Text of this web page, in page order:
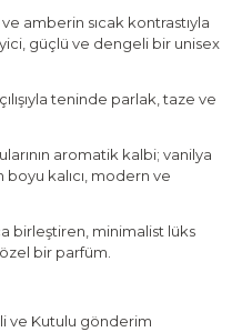
ve amberin sıcak kontrastıyla
güçlü ve dengeli bir unisex
teninde parlak, taze ve
aromatik kalbi; vanilya
kalıcı, modern ve
birleştiren, minimalist lüks
bir parfüm.
ve Kutulu gönderim